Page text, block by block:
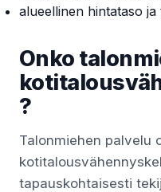
alueellinen hintataso
Onko
?
Talonmiehen palvelu
tapauskohtaisesti